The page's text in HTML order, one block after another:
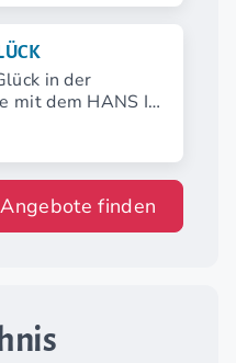
in der
mit dem HANS IM
finden